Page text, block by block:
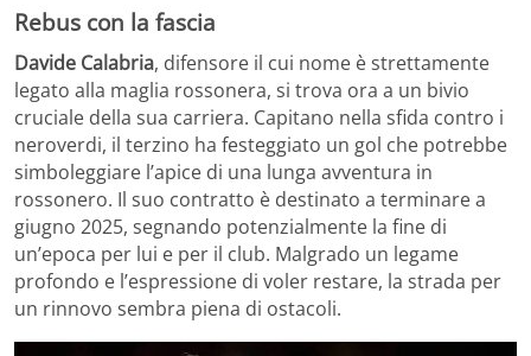
Rebus con la fascia
Davide Calabria, difensore il cui nome è strettamente
legato alla maglia rossonera, si trova ora a un bivio
cruciale della sua carriera. Capitano nella sfida contro i
neroverdi, il terzino ha festeggiato un gol che potrebbe
simboleggiare l’apice di una lunga avventura in
rossonero. Il suo contratto è destinato a terminare a
giugno 2025, segnando potenzialmente la fine di
un’epoca per lui e per il club. Malgrado un legame
profondo e l’espressione di voler restare, la strada per
un rinnovo sembra piena di ostacoli.